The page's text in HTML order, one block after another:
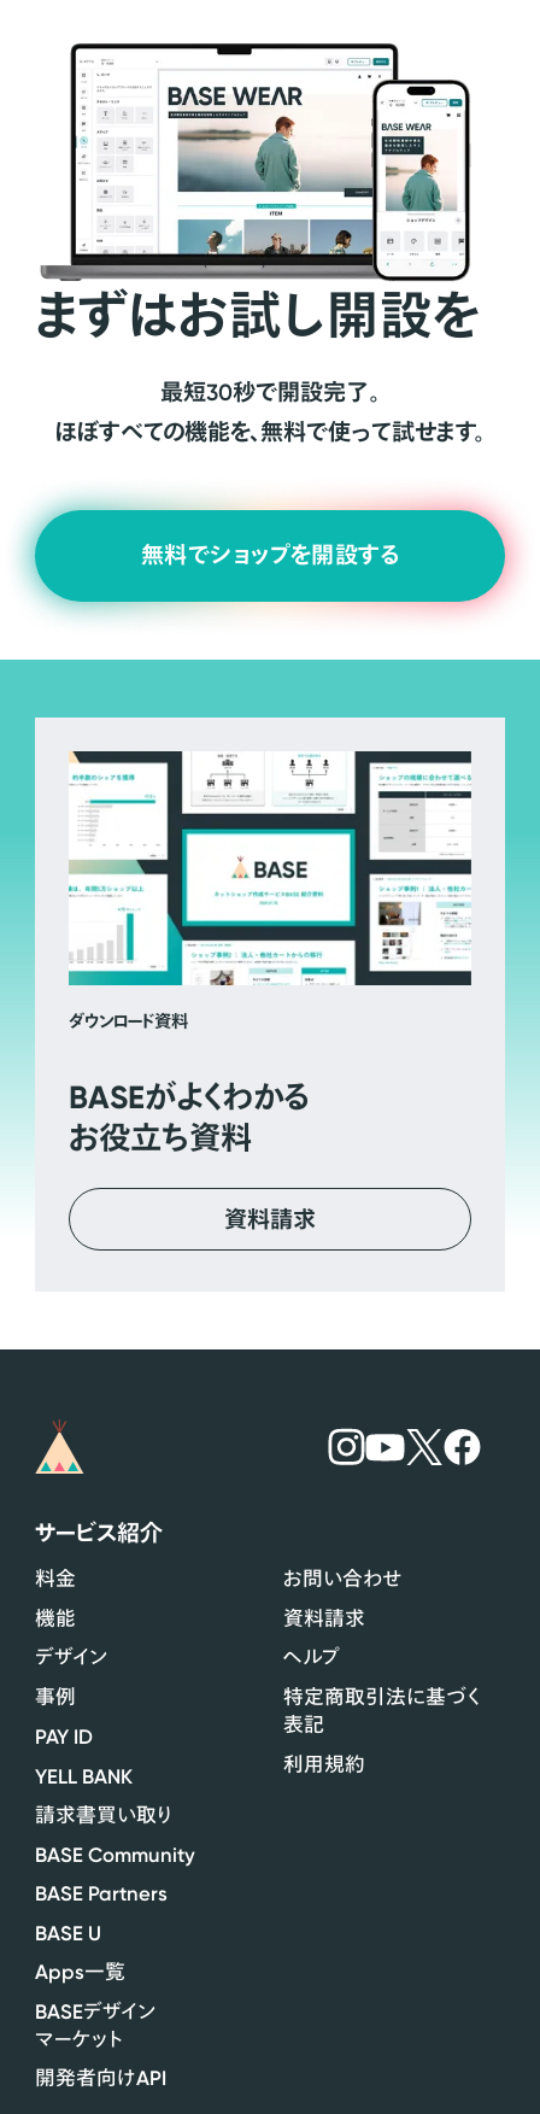
まずはお試し開設を
最短30秒で開設完了。
ほぼすべての機能を、無料で使って試せます。
無料でショップを開設する
ダウンロード資料
BASEがよくわかる
お役立ち資料
資料請求
サービス紹介
料金
機能
デザイン
事例
PAY ID
YELL BANK
請求書買い取り
BASE Community
BASE Partners
BASE U
Apps一覧
BASEデザイン
マーケット
開発者向けAPI
お問い合わせ
資料請求
ヘルプ
特定商取引法に基づく
表記
利用規約